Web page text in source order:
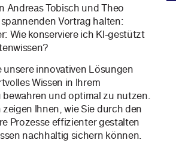
Andreas Tobisch und Theo
Vortrag halten:
Wie konserviere ich KI-gestützt
unsere innovativen Lösungen
Wissen in Ihrem
und optimal zu nutzen.
Ihnen, wie Sie durch den
Prozesse effizienter gestalten
nachhaltig sichern können.